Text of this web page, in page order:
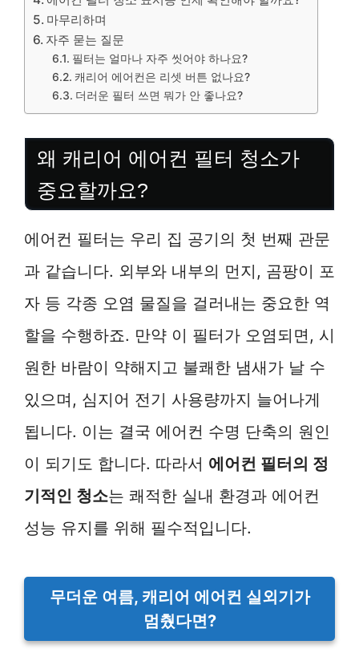
마무리하며
자주 묻는 질문
필터는 얼마나 자주 씻어야 하나요?
캐리어 에어컨은 리셋 버튼 없나요?
더러운 필터 쓰면 뭐가 안 좋나요?
왜 캐리어 에어컨 필터 청소가
중요할까요?
에어컨 필터는 우리 집 공기의 첫 번째 관문
과 같습니다. 외부와 내부의 먼지, 곰팡이 포
자 등 각종 오염 물질을 걸러내는 중요한 역
할을 수행하죠. 만약 이 필터가 오염되면, 시
원한 바람이 약해지고 불쾌한 냄새가 날 수
있으며, 심지어 전기 사용량까지 늘어나게
됩니다. 이는 결국 에어컨 수명 단축의 원인
이 되기도 합니다. 따라서 에어컨 필터의 정
기적인 청소는 쾌적한 실내 환경과 에어컨
성능 유지를 위해 필수적입니다.
무더운 여름, 캐리어 에어컨 실외기가
멈췄다면?